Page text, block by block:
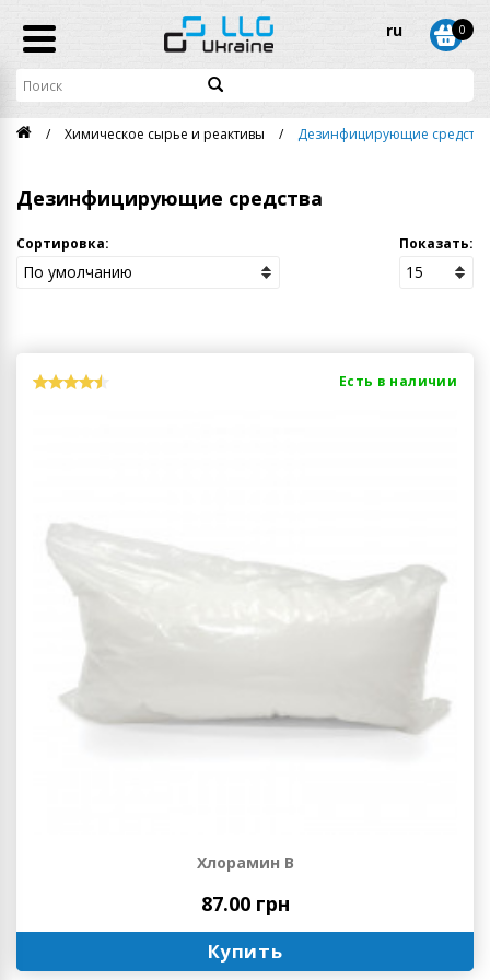
ru 0
Химическое сырье и реактивы Дезинфицирующие средства
Дезинфицирующие средства
Сортировка: Показать:
Есть в наличии
Хлорамин В
87.00 грн
Купить